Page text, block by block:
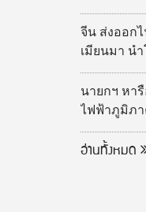
จีน ส่งออก
เมียนมา นำ
นายกฯ หา
ไฟฟ้าภูมิภ
พลังงาน
อ่านทั้งหมด